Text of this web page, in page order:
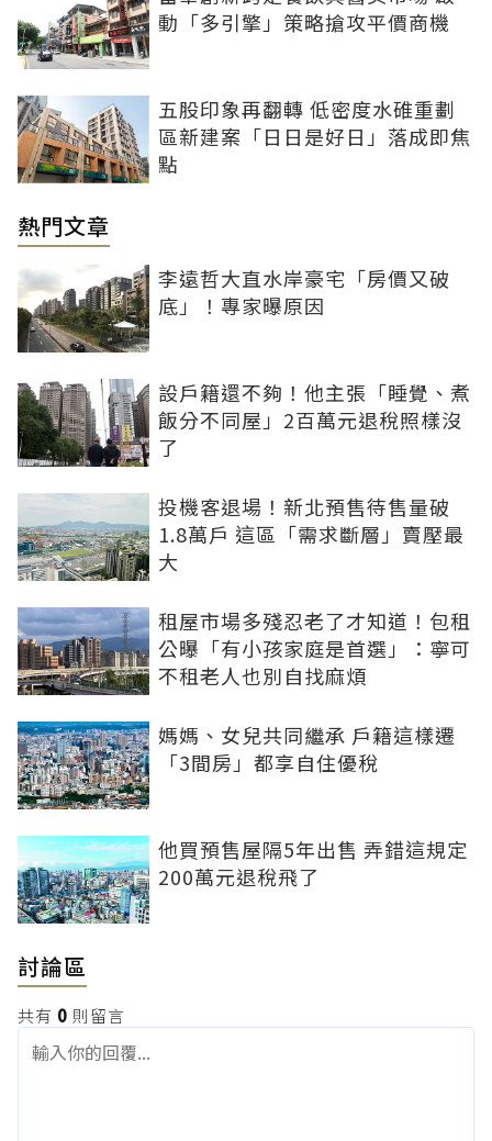
動「多引擎」策略搶攻平價商機
五股印象再翻轉 低密度水碓重劃
區新建案「日日是好日」落成即焦
點
熱門文章
李遠哲大直水岸豪宅「房價又破
底」！專家曝原因
設戶籍還不夠！他主張「睡覺、煮
飯分不同屋」2百萬元退稅照樣沒
了
投機客退場！新北預售待售量破
1.8萬戶 這區「需求斷層」賣壓最
大
租屋市場多殘忍老了才知道！包租
公曝「有小孩家庭是首選」：寧可
不租老人也別自找麻煩
媽媽、女兒共同繼承 戶籍這樣遷
「3間房」都享自住優稅
他買預售屋隔5年出售 弄錯這規定
200萬元退稅飛了
討論區
共有 0 則留言